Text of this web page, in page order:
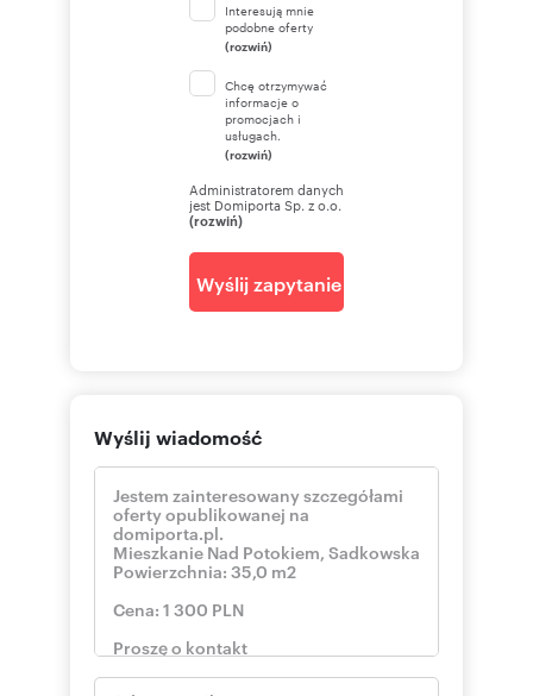
Interesują mnie
podobne oferty
(rozwiń)
Chcę otrzymywać
informacje o
promocjach i
usługach.
(rozwiń)
Administratorem danych
jest Domiporta Sp. z o.o.
(rozwiń)
Wyślij zapytanie
Wyślij wiadomość